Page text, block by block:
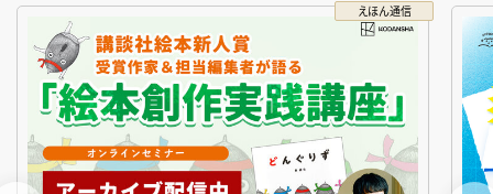
えほん通信